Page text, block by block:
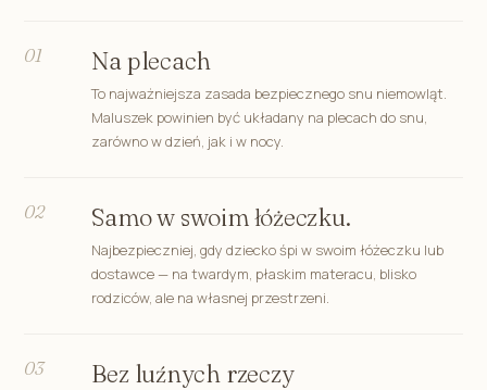
01 Na plecach
To najważniejsza zasada bezpiecznego snu niemowląt.
Maluszek powinien być układany na plecach do snu,
zarówno w dzień, jak i w nocy.
02 Samo w swoim łóżeczku.
Najbezpieczniej, gdy dziecko śpi w swoim łóżeczku lub
dostawce — na twardym, płaskim materacu, blisko
rodziców, ale na własnej przestrzeni.
03 Bez luźnych rzeczy